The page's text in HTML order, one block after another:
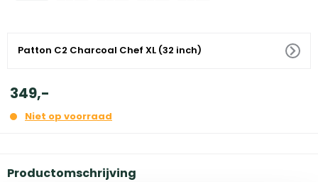
Patton C2 Charcoal Chef XL (32 inch)
349,-
Niet op voorraad
Productomschrijving